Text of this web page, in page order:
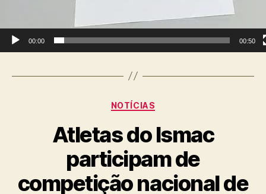
00:00 00:50
Categorias
NOTÍCIAS
Atletas do Ismac
participam de
competição nacional de